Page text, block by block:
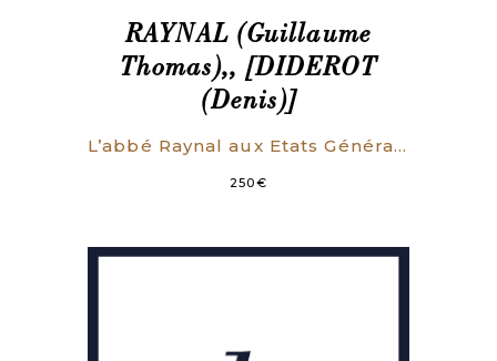
RAYNAL (Guillaume
Thomas),, [DIDEROT
(Denis)]
L’abbé Raynal aux Etats Généraux.
250€